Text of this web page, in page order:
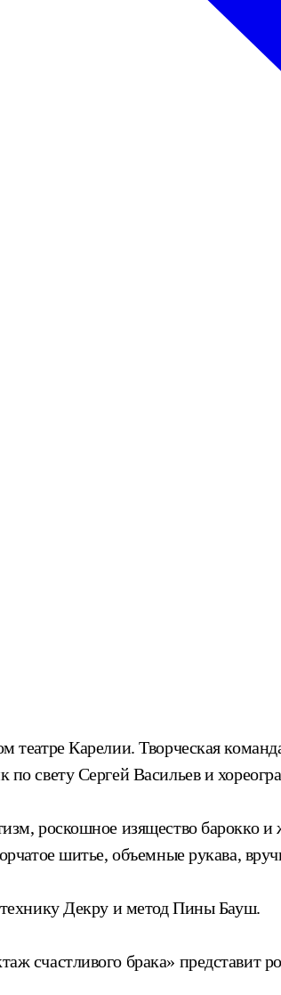
Карелии. Творческая
свету Сергей Васильев и
роскошное изящество барокко
шитье, объемные рукава,
технику Декру и метод Пины Бауш.
счастливого брака»